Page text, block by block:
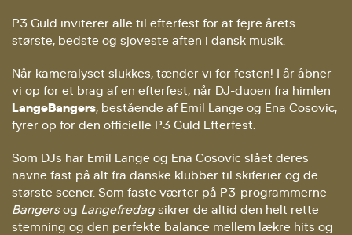
P3 Guld inviterer alle til efterfest for at fejre årets
største, bedste og sjoveste aften i dansk musik.
Når kameralyset slukkes, tænder vi for festen! I år åbner
vi op for et brag af en efterfest, når DJ-duoen fra himlen
LangeBangers, bestående af Emil Lange og Ena Cosovic,
fyrer op for den officielle P3 Guld Efterfest.
Som DJs har Emil Lange og Ena Cosovic slået deres
navne fast på alt fra danske klubber til skiferier og de
største scener. Som faste værter på P3-programmerne
Bangersog Langefredagsikrer de altid den helt rette
stemning og den perfekte balance mellem lækre hits og